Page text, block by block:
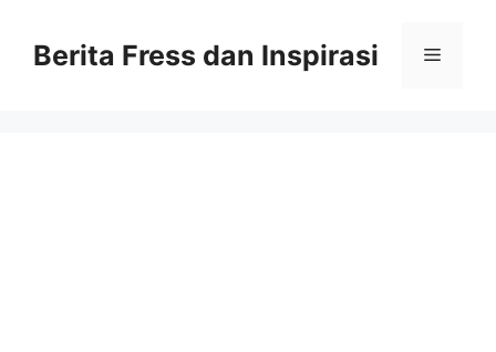
contentBerita Fress dan Inspirasi Menu